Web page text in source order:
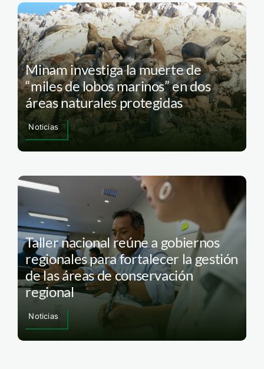
Minam investiga la muerte de
“miles de lobos marinos” en dos
áreas naturales protegidas
Noticias
Taller nacional reúne a gobiernos
regionales para fortalecer la gestión
de las áreas de conservación
regional
Noticias